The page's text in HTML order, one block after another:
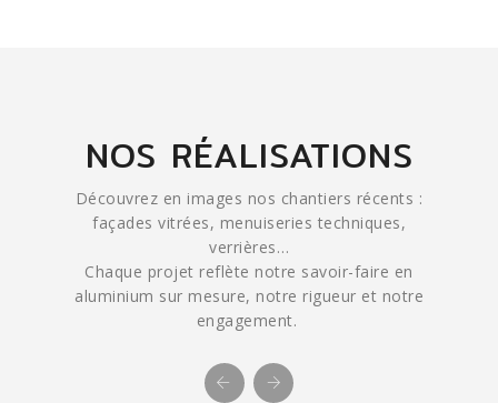
NOS RÉALISATIONS
Découvrez en images nos chantiers récents :
façades vitrées, menuiseries techniques,
verrières…
Chaque projet reflète notre savoir-faire en
aluminium sur mesure, notre rigueur et notre
engagement.